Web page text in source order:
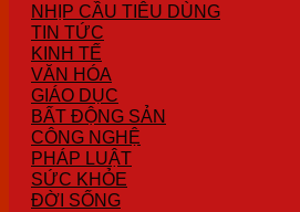
NHỊP CẦU TIÊU DÙNG
TIN TỨC
KINH TẾ
VĂN HÓA
GIÁO DỤC
BẤT ĐỘNG SẢN
CÔNG NGHỆ
PHÁP LUẬT
SỨC KHỎE
ĐỜI SỐNG